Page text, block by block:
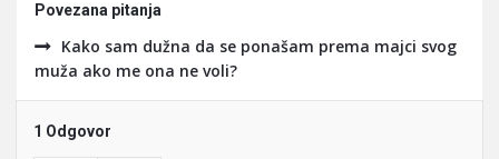
Povezana pitanja
Kako sam dužna da se ponašam prema majci svog
muža ako me ona ne voli?
1 Odgovor